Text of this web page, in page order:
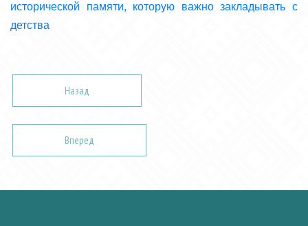
исторической памяти, которую важно закладывать с
детства
Назад
Вперед